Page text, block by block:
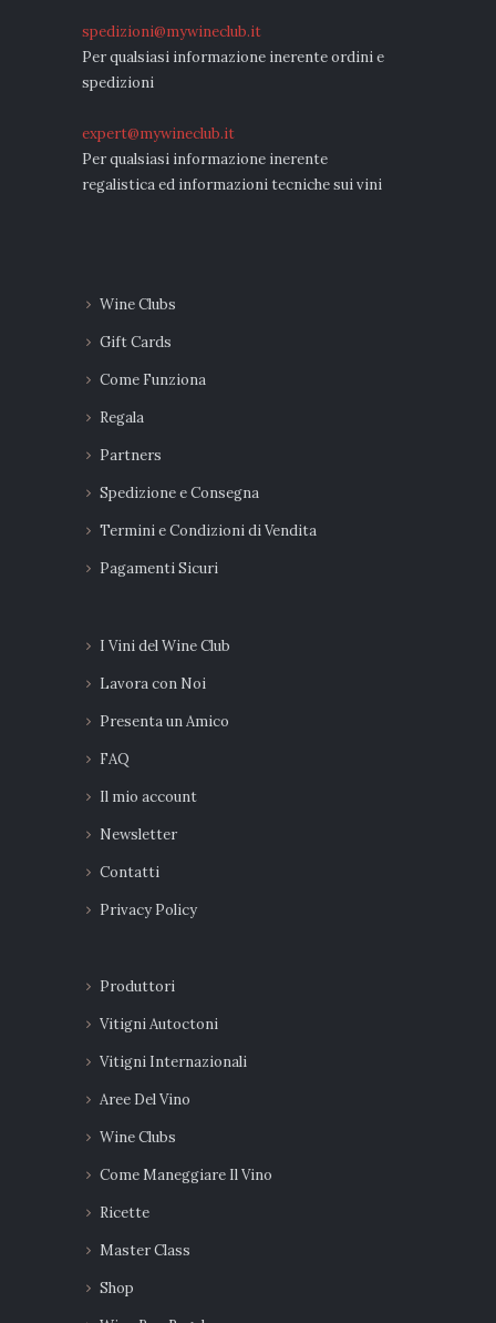
spedizioni@mywineclub.it
Per qualsiasi informazione inerente ordini e
spedizioni
expert@mywineclub.it
Per qualsiasi informazione inerente
regalistica ed informazioni tecniche sui vini
Wine Clubs
Gift Cards
Come Funziona
Regala
Partners
Spedizione e Consegna
Termini e Condizioni di Vendita
Pagamenti Sicuri
I Vini del Wine Club
Lavora con Noi
Presenta un Amico
FAQ
Il mio account
Newsletter
Contatti
Privacy Policy
Produttori
Vitigni Autoctoni
Vitigni Internazionali
Aree Del Vino
Wine Clubs
Come Maneggiare Il Vino
Ricette
Master Class
Shop